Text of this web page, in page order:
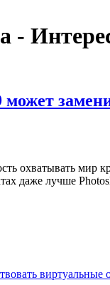
-
охватывать мир
даже лучше
виртуальные